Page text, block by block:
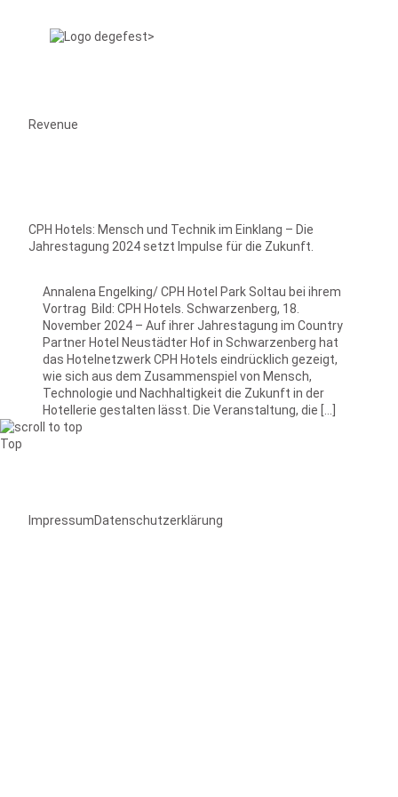
Revenue
CPH Hotels: Mensch und Technik im Einklang – Die
Jahrestagung 2024 setzt Impulse für die Zukunft.
Annalena Engelking/ CPH Hotel Park Soltau bei ihrem
Vortrag Bild: CPH Hotels. Schwarzenberg, 18.
November 2024 – Auf ihrer Jahrestagung im Country
Partner Hotel Neustädter Hof in Schwarzenberg hat
das Hotelnetzwerk CPH Hotels eindrücklich gezeigt,
wie sich aus dem Zusammenspiel von Mensch,
Technologie und Nachhaltigkeit die Zukunft in der
Hotellerie gestalten lässt. Die Veranstaltung, die […]
Top
ImpressumDatenschutzerklärung